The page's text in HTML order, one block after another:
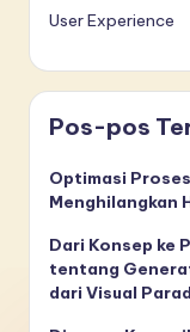
User Experience
Pos-pos
Optimasi
Menghilangkan
Dari Konsep ke
tentang
dari Visual